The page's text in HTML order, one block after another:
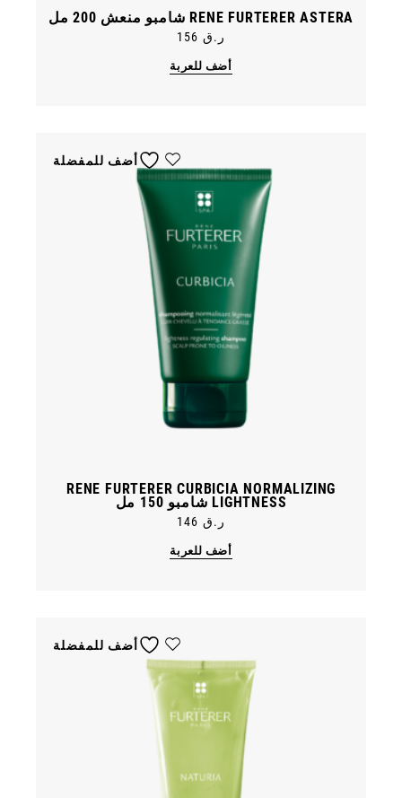
RENE FURTERER ASTERA شامبو منعش 200 مل
ر.ق
أضف للعربة
أضف للمفضلة
RENE FURTERER CURBICIA NORMALIZING
LIGHTNESS شامبو 150 مل
ر.ق
أضف للعربة
أضف للمفضلة